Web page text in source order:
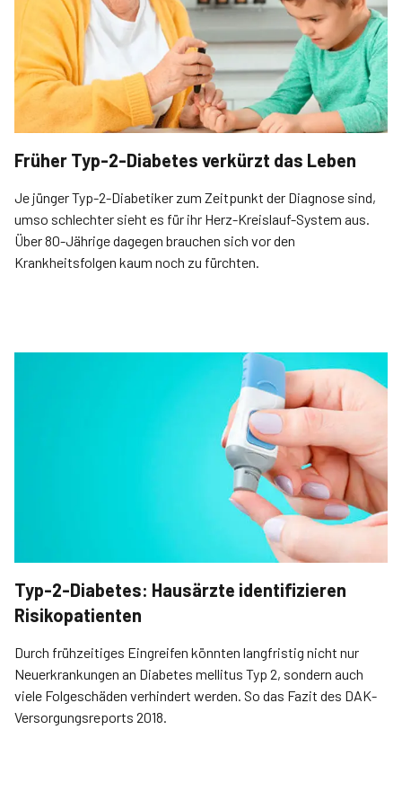
Früher Typ-2-Diabetes verkürzt das Leben
Je jünger Typ-2-­Diabetiker zum Zeitpunkt der Diagnose sind,
umso schlechter sieht es für ihr Herz-Kreislauf-System aus.
Über 80-Jährige dagegen brauchen sich vor den
Krankheitsfolgen kaum noch zu fürchten.
Typ-2-Diabetes: Hausärzte identifizieren
Risikopatienten
Durch frühzeitiges Eingreifen könnten langfristig nicht nur
Neuerkrankungen an Diabetes mellitus Typ 2, sondern auch
viele Folgeschäden verhindert werden. So das Fazit des DAK-
Versorgungsreports 2018.